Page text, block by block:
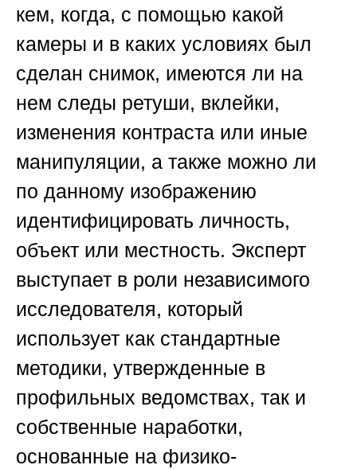
кем, когда, с помощью какой
камеры и в каких условиях был
сделан снимок, имеются ли на
нем следы ретуши, вклейки,
изменения контраста или иные
манипуляции, а также можно ли
по данному изображению
идентифицировать личность,
объект или местность. Эксперт
выступает в роли независимого
исследователя, который
использует как стандартные
методики, утвержденные в
профильных ведомствах, так и
собственные наработки,
основанные на физико-